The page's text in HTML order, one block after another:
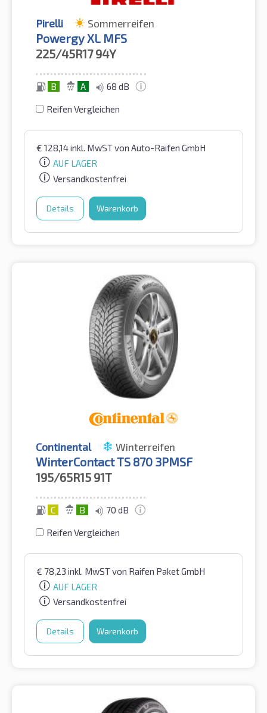
Pirelli Sommerreifen
Powergy XL MFS
225/45R17 94Y
B A 68 dB
Reifen Vergleichen
€ 128,14inkl. MwSTvon Auto-Raifen GmbH
AUF LAGER
Versandkostenfrei
Details Warenkorb
Continental Winterreifen
WinterContact TS 870 3PMSF
195/65R15 91T
C B 70 dB
Reifen Vergleichen
€ 78,23 inkl. MwSTvon Raifen Paket GmbH
AUF LAGER
Versandkostenfrei
Details Warenkorb